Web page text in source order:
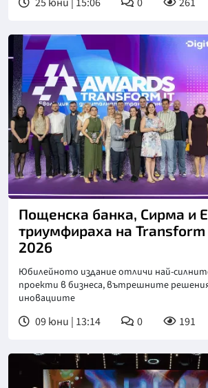
Пощенска банка, Сирма и
триумфираха на Transform
2026
Юбилейното издание отличи най-
проекти в бизнеса, вътрешните
иновациите
09 юни | 13:14 0 191